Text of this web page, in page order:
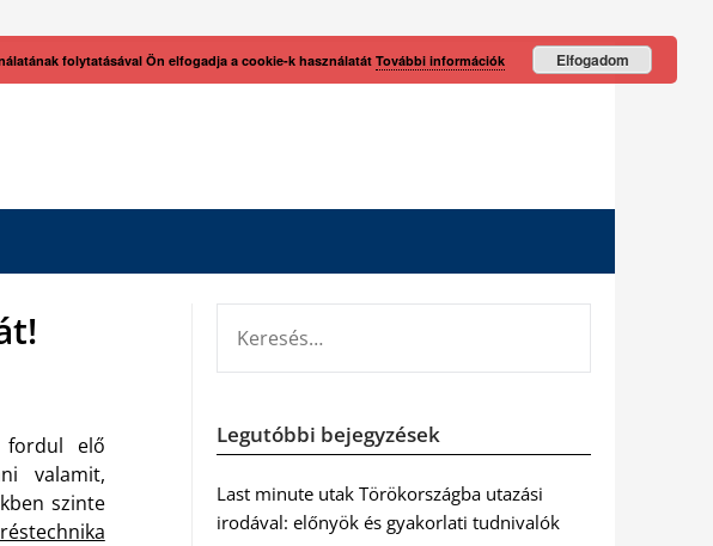
fordul elő
valamit,
szinte
Legutóbbi bejegyzések
Last minute utak Törökországba utazási
irodával: előnyök és gyakorlati tudnivalók
folytatásával Ön elfogadja a cookie-k használatát További információk Elfogadom